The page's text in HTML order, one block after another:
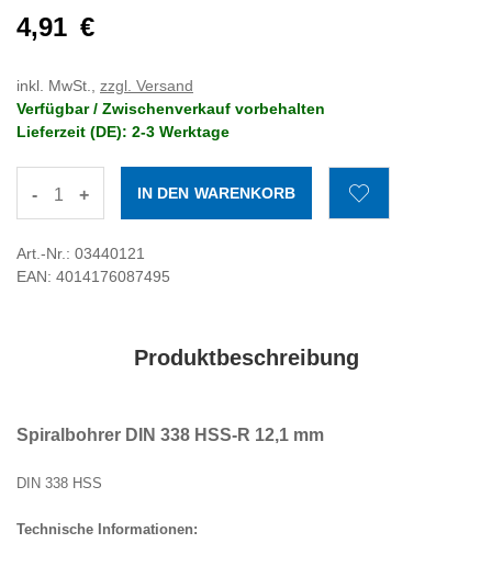
4,91 €
inkl. MwSt., zzgl. Versand
Verfügbar / Zwischenverkauf vorbehalten
Lieferzeit (DE): 2-3 Werktage
- +
Art.-Nr.: 03440121
EAN: 4014176087495
Produktbeschreibung
Spiralbohrer DIN 338 HSS-R 12,1 mm
DIN 338 HSS
Technische Informationen: